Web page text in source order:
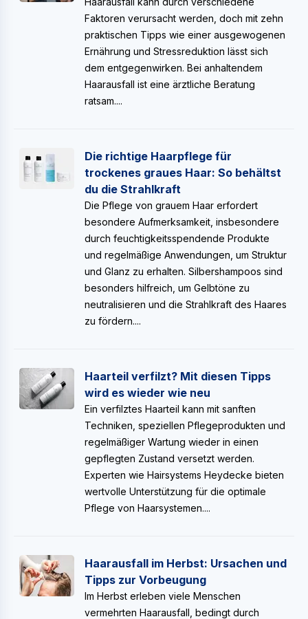
Faktoren verursacht werden, doch mit zehn
praktischen Tipps wie einer ausgewogenen
Ernährung und Stressreduktion lässt sich
dem entgegenwirken. Bei anhaltendem
Haarausfall ist eine ärztliche Beratung
ratsam....
Die richtige Haarpflege für
trockenes graues Haar: So behältst
du die Strahlkraft
Die Pflege von grauem Haar erfordert
besondere Aufmerksamkeit, insbesondere
durch feuchtigkeitsspendende Produkte
und regelmäßige Anwendungen, um Struktur
und Glanz zu erhalten. Silbershampoos sind
besonders hilfreich, um Gelbtöne zu
neutralisieren und die Strahlkraft des Haares
zu fördern....
Haarteil verfilzt? Mit diesen Tipps
wird es wieder wie neu
Ein verfilztes Haarteil kann mit sanften
Techniken, speziellen Pflegeprodukten und
regelmäßiger Wartung wieder in einen
gepflegten Zustand versetzt werden.
Experten wie Hairsystems Heydecke bieten
wertvolle Unterstützung für die optimale
Pflege von Haarsystemen....
Haarausfall im Herbst: Ursachen und
Tipps zur Vorbeugung
Im Herbst erleben viele Menschen
vermehrten Haarausfall, bedingt durch